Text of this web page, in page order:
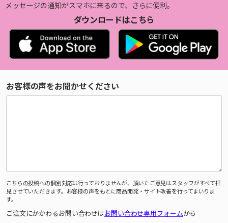
メッセージの通知がスマホに来るので、さらに便利。
ダウンロードはこちら
お客様の声をお聞かせください
こちらの投稿への個別対応は行っておりませんが、頂いたご意見はスタッフがすべて拝
見させていただきます。お客様の声をもとに商品開発・サイト改善を行ってまいりま
す。
ご注文にかかわるお問い合わせはお問い合わせ専用フォームから